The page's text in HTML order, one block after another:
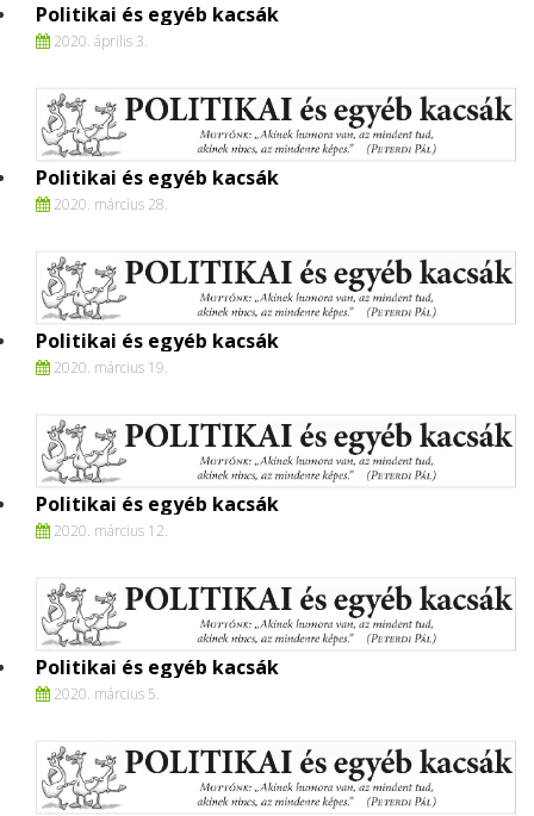
Politikai és egyéb kacsák
2020. április 3.
Politikai és egyéb kacsák
2020. március 28.
Politikai és egyéb kacsák
2020. március 19.
Politikai és egyéb kacsák
2020. március 12.
Politikai és egyéb kacsák
2020. március 5.